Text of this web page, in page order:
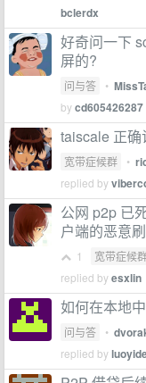
bclerdx
好奇问一下
屏的?
问与答 •
bycd605426287
taiscale 正
宽带症候群 •
replied by
公网 p2p 已
户端的恶意
1 宽带症候
replied byesxlin
如何在本地
问与答 •
replied by